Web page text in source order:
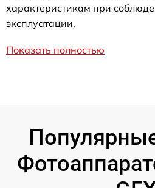
характеристикам при
эксплуатации.
Показать полностью